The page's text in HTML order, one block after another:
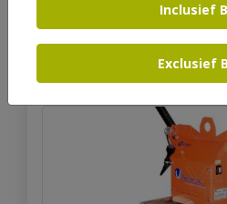
Bekijk
Inclusief
Exclusief